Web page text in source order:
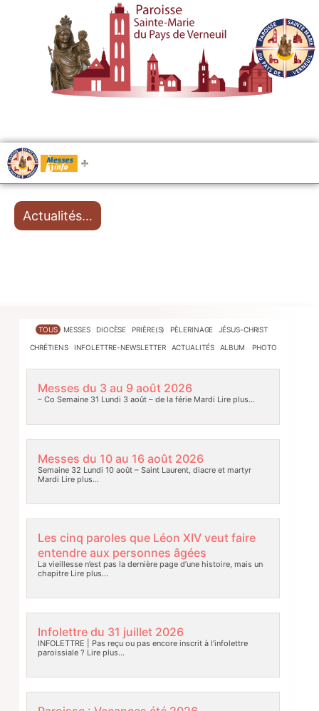
Messes
Actualités…
TOUS MESSES DIOCÈSE PRIÈRE(S) PÈLERINAGE JÉSUS-CHRIST
CHRÉTIENS INFOLETTRE-NEWSLETTER ACTUALITÉS ALBUM PHOTO
Messes du 3 au 9 août 2026
– Co Semaine 31 Lundi 3 août – de la férie Mardi Lire plus…
Messes du 10 au 16 août 2026
Semaine 32 Lundi 10 août – Saint Laurent, diacre et martyr
Mardi Lire plus…
Les cinq paroles que Léon XIV veut faire
entendre aux personnes âgées
La vieillesse n’est pas la dernière page d’une histoire, mais un
chapitreLire plus…
Infolettre du 31 juillet 2026
INFOLETTRE | Pas reçu ou pas encore inscrit à l’infolettre
paroissiale ? Lire plus…